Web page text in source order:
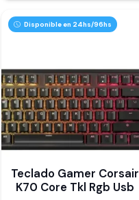
Disponible en 24hs/96hs
Teclado Gamer Corsair
K70 Core Tkl Rgb Usb